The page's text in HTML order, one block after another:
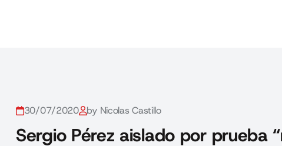
30/07/2020 by Nicolas Castillo
Sergio Pérez aislado por prueba